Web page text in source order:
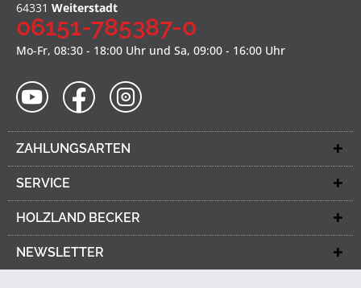
64331 Weiterstadt
06151-785387-0
Mo-Fr, 08:30 - 18:00 Uhr und Sa, 09:00 - 16:00 Uhr
ZAHLUNGSARTEN
SERVICE
HOLZLAND BECKER
NEWSLETTER